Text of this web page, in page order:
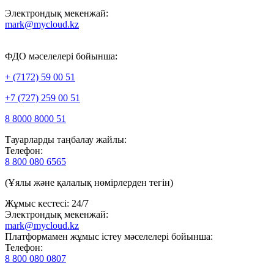
Электрондық мекенжай:
mark@mycloud.kz
ФДО мәселелері бойынша:
+ (7172) 59 00 51
+7 (727) 259 00 51
8 8000 8000 51
Тауарларды таңбалау жайлы:
Телефон:
8 800 080 6565
(Ұялы және қалалық нөмірлерден тегін)
Жұмыс кестесі: 24/7
Электрондық мекенжай:
mark@mycloud.kz
Платформамен жұмыс істеу мәселелері бойынша:
Телефон:
8 800 080 0807